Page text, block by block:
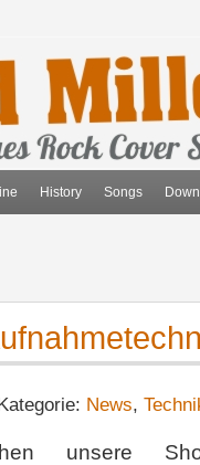
History Songs
News,
unsere